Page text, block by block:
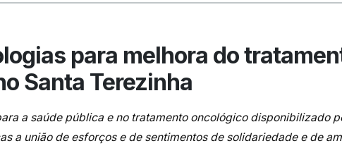
para melhora do
Santa Terezinha
a saúde pública e no tratamento oncológico disponibilizado
a união de esforços e de sentimentos de solidariedade e de